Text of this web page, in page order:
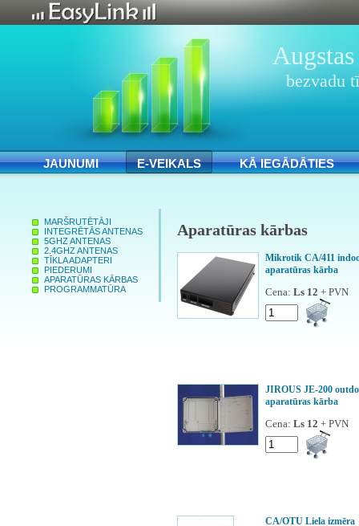
bezvadu
JAUNUMI E-VEIKALS KĀ IEGĀDĀTIES
MARŠRUTĒTĀJI
INTEGRĒTĀS ANTENAS
5GHZ ANTENAS
2.4GHZ ANTENAS
TĪKLA ADAPTERI
PIEDERUMI
APARATŪRAS KĀRBAS
PROGRAMMATŪRA
Aparatūras kārbas
Mikrotik CA/411
aparatūras kārba
Cena: Ls 12 + PVN
JIROUS JE-200
aparatūras kārba
Cena: Ls 12 + PVN
CA/OTU Liela izmēra